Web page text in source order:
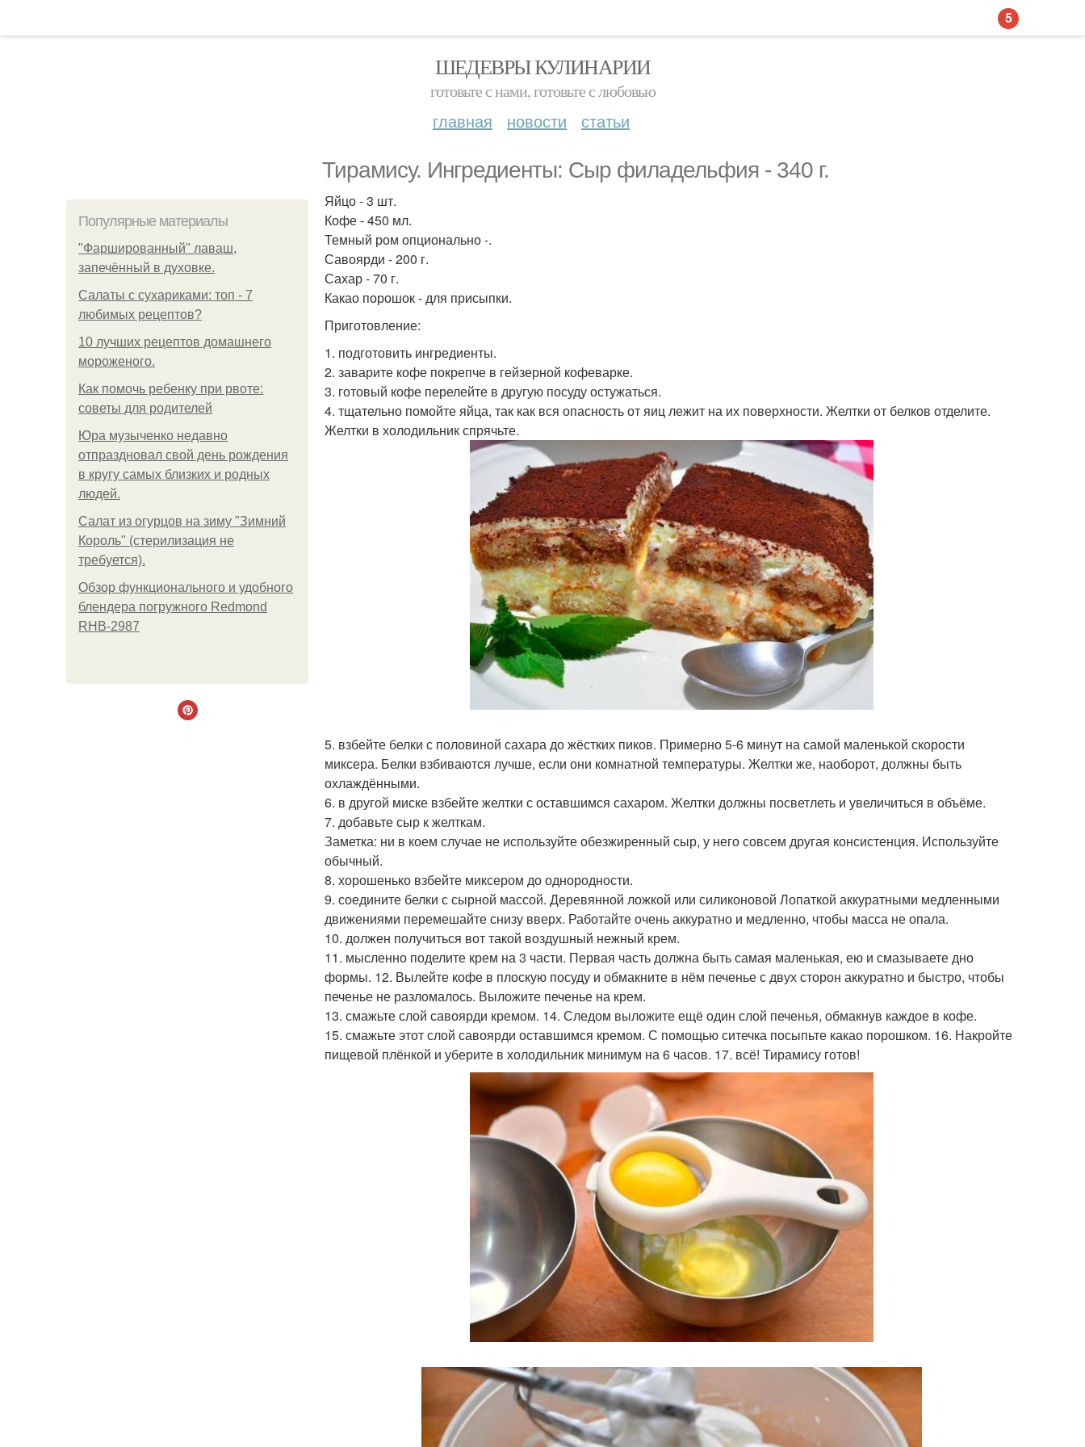
ШЕДЕВРЫ КУЛИНАРИИ
готовьте с нами, готовьте с любовью
главная новости статьи
Тирамису. Ингредиенты: Сыр филадельфия - 340 г.
Популярные материалы
"Фаршированный" лаваш,
запечённый в духовке.
Салаты с сухариками: топ - 7
любимых рецептов?
10 лучших рецептов домашнего
мороженого.
Как помочь ребенку при рвоте:
советы для родителей
Юра музыченко недавно
отпраздновал свой день рождения
в кругу самых близких и родных
людей.
Салат из огурцов на зиму "Зимний
Король" (стерилизация не
требуется).
Обзор функционального и удобного
блендера погружного Redmond
RHB-2987
Яйцо - 3 шт.
Кофе - 450 мл.
Темный ром опционально -.
Савоярди - 200 г.
Сахар - 70 г.
Какао порошок - для присыпки.
Приготовление:
1. подготовить ингредиенты.
2. заварите кофе покрепче в гейзерной кофеварке.
3. готовый кофе перелейте в другую посуду остужаться.
4. тщательно помойте яйца, так как вся опасность от яиц лежит на их поверхности. Желтки от белков отделите.
Желтки в холодильник спрячьте.
5. взбейте белки с половиной сахара до жёстких пиков. Примерно 5-6 минут на самой маленькой скорости
миксера. Белки взбиваются лучше, если они комнатной температуры. Желтки же, наоборот, должны быть
охлаждёнными.
6. в другой миске взбейте желтки с оставшимся сахаром. Желтки должны посветлеть и увеличиться в объёме.
7. добавьте сыр к желткам.
Заметка: ни в коем случае не используйте обезжиренный сыр, у него совсем другая консистенция. Используйте
обычный.
8. хорошенько взбейте миксером до однородности.
9. соедините белки с сырной массой. Деревянной ложкой или силиконовой Лопаткой аккуратными медленными
движениями перемешайте снизу вверх. Работайте очень аккуратно и медленно, чтобы масса не опала.
10. должен получиться вот такой воздушный нежный крем.
11. мысленно поделите крем на 3 части. Первая часть должна быть самая маленькая, ею и смазываете дно
формы. 12. Вылейте кофе в плоскую посуду и обмакните в нём печенье с двух сторон аккуратно и быстро, чтобы
печенье не разломалось. Выложите печенье на крем.
13. смажьте слой савоярди кремом. 14. Следом выложите ещё один слой печенья, обмакнув каждое в кофе.
15. смажьте этот слой савоярди оставшимся кремом. С помощью ситечка посыпьте какао порошком. 16. Накройте
пищевой плёнкой и уберите в холодильник минимум на 6 часов. 17. всё! Тирамису готов!
5